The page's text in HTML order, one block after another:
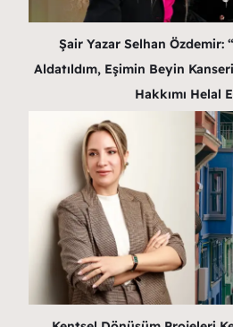
Şair Yazar Selhan Özdemir:
Aldatıldım, Eşimin Beyin
Hakkımı Helal